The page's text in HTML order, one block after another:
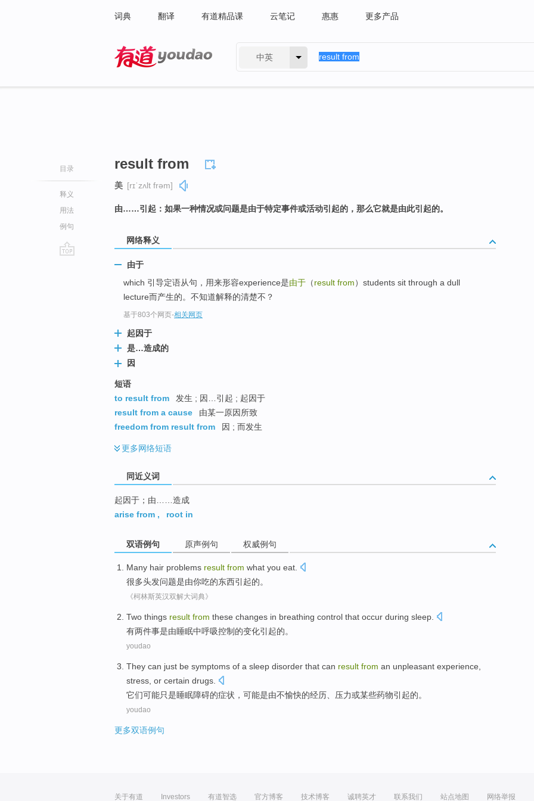
词典 翻译 有道精品课 云笔记 惠惠 更多产品
中英
目录
释义
用法
例句
result from
美 [rɪˈzʌlt frəm]
由……引起：如果一种情况或问题是由于特定事件或活动引起的，那么它就是由此引起的。
网络释义
由于
which 引导定语从句，用来形容experience是由于 （result from）students sit through a dull
lecture而产生的。不知道解释的清楚不？
基于803个网页-相关网页
起因于
是…造成的
因
短语
to result from
发生 ; 因…引起 ; 起因于
result from a cause
由某一原因所致
freedom from result from
因 ; 而发生
更多网络短语
同近义词
起因于；由……造成
arise from , root in
双语例句 原声例句 权威例句
Many hair problems result from what you eat.
很多头发问题是由你吃的东西引起的。
《柯林斯英汉双解大词典》
Two things result from these changes in breathing control that occur during sleep.
有两件事是由睡眠中呼吸控制 的变化引起的。
youdao
They can just be symptoms of a sleep disorder that can result from an unpleasant experience
stress or certain drugs
它们可能只是睡眠障碍的症状 ，可能是由不愉快的经历 压力或某些药物引起的。
youdao
更多双语例句
关于有道 Investors 有道智选 官方博客 技术博客 诚聘英才 联系我们 站点地图 网络举报